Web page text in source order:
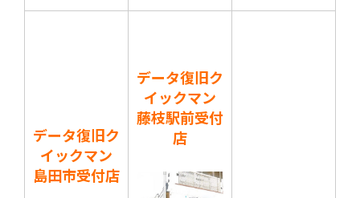
データ復旧ク
イックマン
島田市受付店
データ復旧ク
イックマン
藤枝駅前受付
店